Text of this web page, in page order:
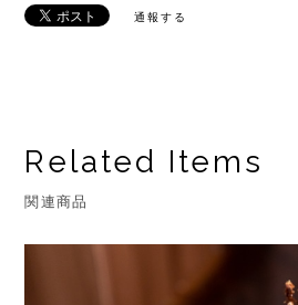
通報する
Related Items
関連商品